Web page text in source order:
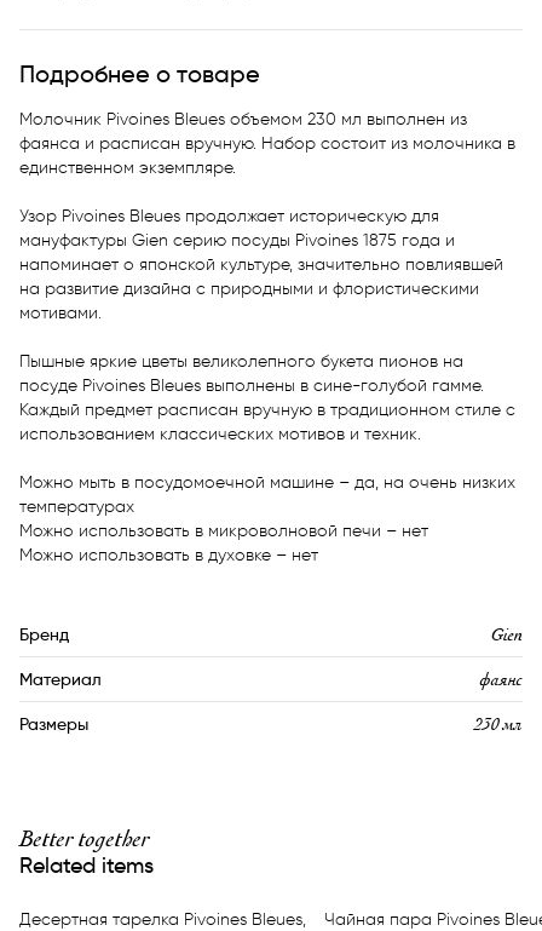
Подробнее о товаре
Молочник Pivoines Bleues объемом 230 мл выполнен из
фаянса и расписан вручную. Набор состоит из молочника в
единственном экземпляре.
Узор Pivoines Bleues продолжает историческую для
мануфактуры Gien серию посуды Pivoines 1875 года и
напоминает о японской культуре, значительно повлиявшей
на развитие дизайна с природными и флористическими
мотивами.
Пышные яркие цветы великолепного букета пионов на
посуде Pivoines Bleues выполнены в сине-голубой гамме.
Каждый предмет расписан вручную в традиционном стиле с
использованием классических мотивов и техник.
Можно мыть в посудомоечной машине – да, на очень низких
температурах
Можно использовать в микроволновой печи – нет
Можно использовать в духовке – нет
Бренд Gien
Материал фаянс
Размеры 230 мл
Better together
Related items
Десертная тарелка Pivoines Bleues,
Чайная пара Pivoines